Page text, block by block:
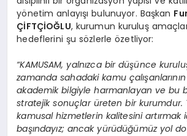
yönetim anlayışı bulunuyor. Başkan
ÇİFTÇİOĞLU, kurumun kuruluş
hedeflerini şu sözlerle özetliyor:
“KAMUSAM, yalnızca bir düşünce
zamanda sahadaki kamu
akademik bilgiyle harmanlayan ve bu
stratejik sonuçlar üreten bir kurumdur.
kamusal hizmetlerin kalitesini artırmak
başındayız; ancak yürüdüğümüz yol